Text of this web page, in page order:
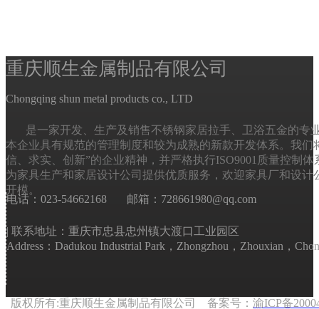
​​​​​​​重庆顺生金属制品有限公司
Chongqing shun metal products co., LTD
是一家开发、生产及销售不锈钢家居拉手、卫浴五金的专
本企业具有规范的管理制度和较为成熟的新款开发体系。我们
信、求实、创新”的企业精神，并严格执行ISO9001质量控制体
为家具生产和家居设计公司提供优质服务，欢迎家具厂和设计
开模。
电话：023-54662168 邮箱：728661980@qq.com
| 联系地址：重庆市忠县忠州镇大渡口工业园区
Address：Dadukou Industrial Park，Zhongzhou，Zhouxian，
版权所有:重庆顺生金属制品有限公司 备案号： 渝ICP备